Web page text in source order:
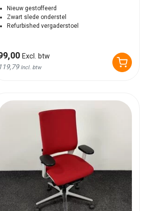
Nieuw gestoffeerd
Zwart slede onderstel
Refurbished vergaderstoel
Excl. btw
119,79 Incl. btw